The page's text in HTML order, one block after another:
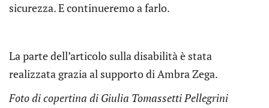
sicurezza. E continueremo a farlo.
La parte dell’articolo sulla disabilità è stata
realizzata grazia al supporto di Ambra Zega.
Foto di copertina di Giulia Tomassetti Pellegrini